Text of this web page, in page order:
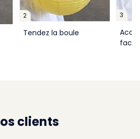
2
Tendez la boule
3
clients